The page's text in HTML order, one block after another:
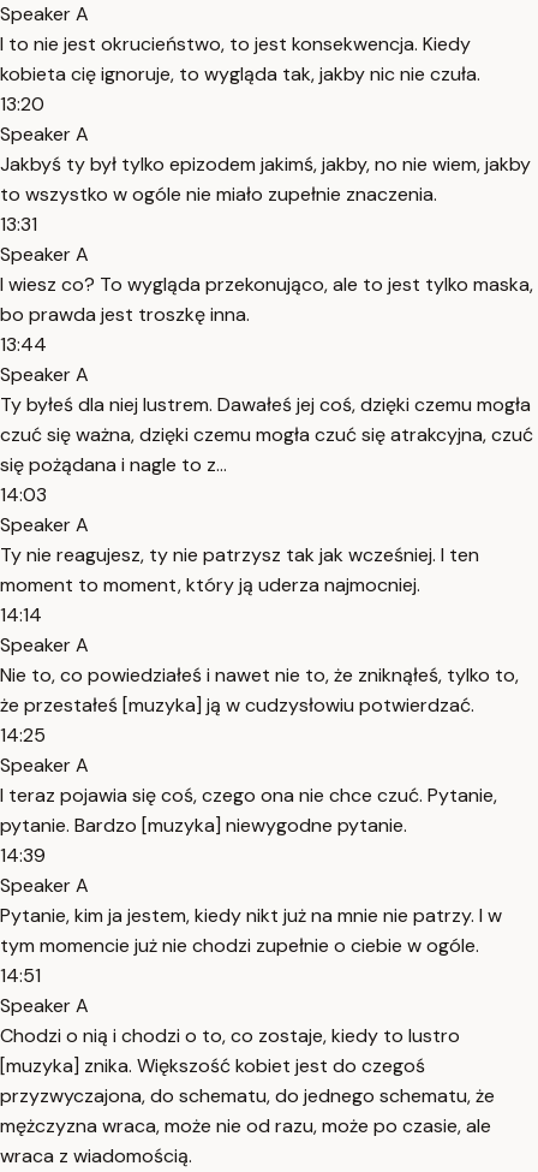
Speaker A
I to nie jest okrucieństwo, to jest konsekwencja. Kiedy
kobieta cię ignoruje, to wygląda tak, jakby nic nie czuła.
13:20
Speaker A
Jakbyś ty był tylko epizodem jakimś, jakby, no nie wiem, jakby
to wszystko w ogóle nie miało zupełnie znaczenia.
13:31
Speaker A
I wiesz co? To wygląda przekonująco, ale to jest tylko maska,
bo prawda jest troszkę inna.
13:44
Speaker A
Ty byłeś dla niej lustrem. Dawałeś jej coś, dzięki czemu mogła
czuć się ważna, dzięki czemu mogła czuć się atrakcyjna, czuć
się pożądana i nagle to z...
14:03
Speaker A
Ty nie reagujesz, ty nie patrzysz tak jak wcześniej. I ten
moment to moment, który ją uderza najmocniej.
14:14
Speaker A
Nie to, co powiedziałeś i nawet nie to, że zniknąłeś, tylko to,
że przestałeś [muzyka] ją w cudzysłowiu potwierdzać.
14:25
Speaker A
I teraz pojawia się coś, czego ona nie chce czuć. Pytanie,
pytanie. Bardzo [muzyka] niewygodne pytanie.
14:39
Speaker A
Pytanie, kim ja jestem, kiedy nikt już na mnie nie patrzy. I w
tym momencie już nie chodzi zupełnie o ciebie w ogóle.
14:51
Speaker A
Chodzi o nią i chodzi o to, co zostaje, kiedy to lustro
[muzyka] znika. Większość kobiet jest do czegoś
przyzwyczajona, do schematu, do jednego schematu, że
mężczyzna wraca, może nie od razu, może po czasie, ale
wraca z wiadomością.